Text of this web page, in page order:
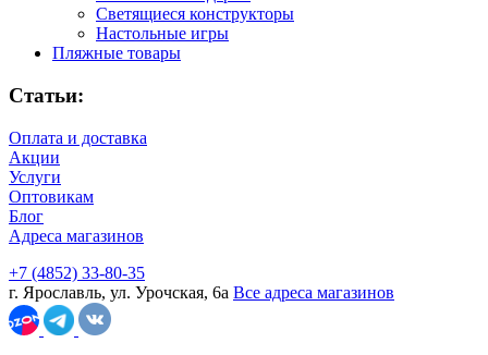
Светящиеся конструкторы
Настольные игры
Пляжные товары
Статьи:
Оплата и доставка
Акции
Услуги
Оптовикам
Блог
Адреса магазинов
+7 (4852) 33-80-35
г. Ярославль, ул. Урочская, 6а Все адреса магазинов